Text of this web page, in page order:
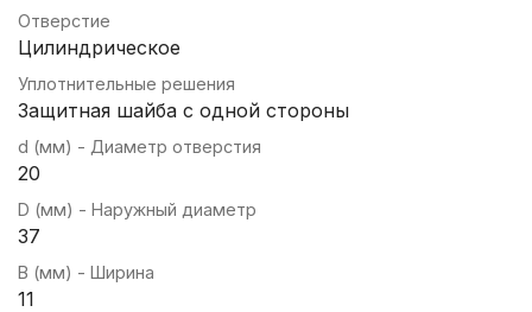
Отверстие
Цилиндрическое
Уплотнительные решения
Защитная шайба с одной стороны
d (мм) - Диаметр отверстия
20
D (мм) - Наружный диаметр
37
B (мм) - Ширина
11